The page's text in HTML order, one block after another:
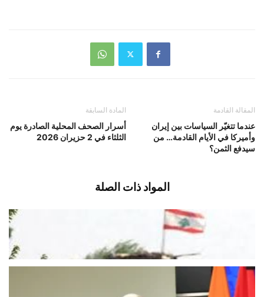
المادة السابقة
أسرار الصحف المحلية الصادرة يوم
الثلثاء في 2 حزيران 2026
المقالة القادمة
عندما تتغيّر السياسات بين إيران
وأميركا في الأيام القادمة… من
سيدفع الثمن؟
المواد ذات الصلة
وحدات من الجيش دخلت ليلا الى
والسلطة تخلّت عن مسؤولياتها